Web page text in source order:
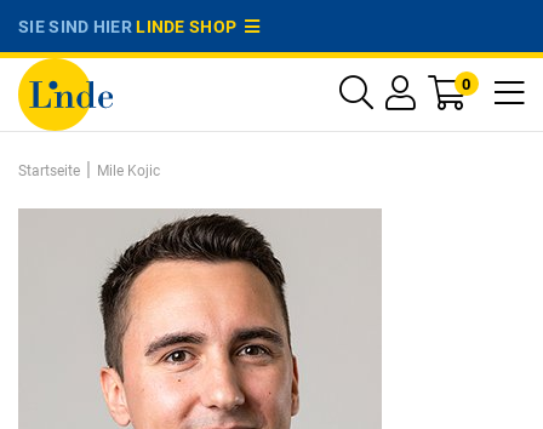
SIE SIND HIERLINDE SHOP
0
Startseite | Mile Kojic